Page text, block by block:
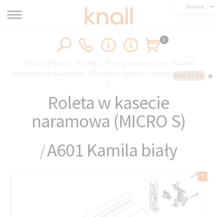
KREATOR
Poland
0
Strona główna › Rolety › Rolety wewnętrzne › Rolety
wewnętrzne na wymiar › Roleta w kasecie naramowa (MICRO
Roleta w kasecie
naramowa (MICRO S)
/A601 Kamila biały